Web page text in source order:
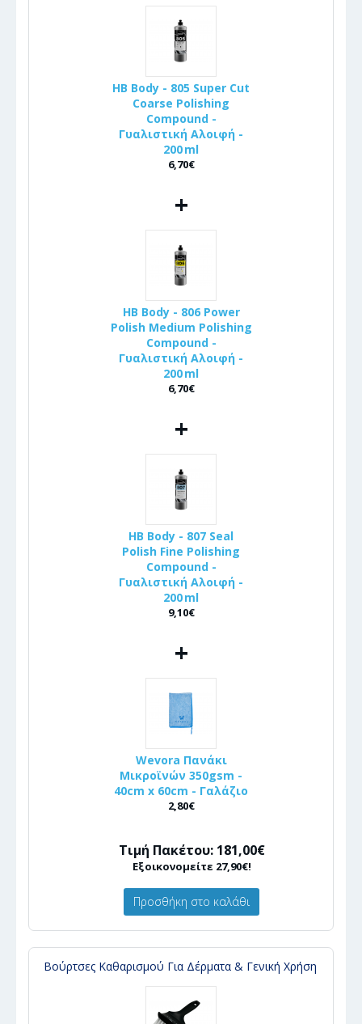
HB Body - 805 Super Cut
Coarse Polishing
Compound -
Γυαλιστική Αλοιφή -
200 ml
6,70€
+
HB Body - 806 Power
Polish Medium Polishing
Compound -
Γυαλιστική Αλοιφή -
200 ml
6,70€
+
HB Body - 807 Seal
Polish Fine Polishing
Compound -
Γυαλιστική Αλοιφή -
200 ml
9,10€
+
Wevora Πανάκι
Μικροϊνών 350gsm -
40cm x 60cm - Γαλάζιο
2,80€
Τιμή Πακέτου: 181,00€
Εξοικονομείτε 27,90€!
Προσθήκη στο καλάθι
Βούρτσες Καθαρισμού Για Δέρματα & Γενική Χρήση